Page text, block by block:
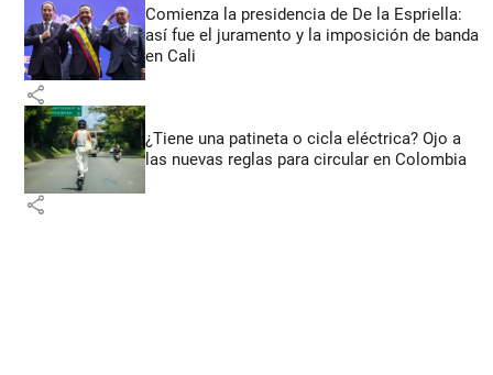
Comienza la presidencia de De la Espriella:
así fue el juramento y la imposición de banda
en Cali
share
¿Tiene una patineta o cicla eléctrica? Ojo a
las nuevas reglas para circular en Colombia
share